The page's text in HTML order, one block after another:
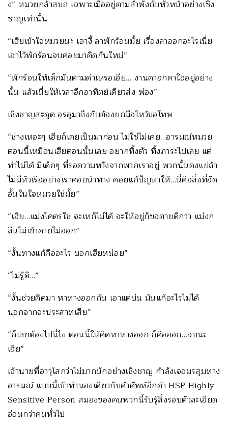
ง” หมวยกล้าสบถ เฉพาะเมื่ออยู่ตามลำพังกับหัวหน้าอย่างเชิง
ชาญเท่านั้น
“เฮียเข้าใจหมวยนะ เอางี้ ลาพักร้อนมั้ย เรื่องลาออกอะไรเนี่ย
เอาไว้พักร้อนจบค่อยมาคิดกันใหม่”
“พักร้อนให้เด็กมันตามด่าเหรอเฮีย… งานคาอกคาใจอยู่อย่าง
นั้น แล้วเนี่ยให้เวลาอีกอาทิตย์เดียวส่ง พ่อง”
เชิงชาญสะดุด อรอุมาถึงกับต้องยกมือไหว้ขอโทษ
“ช่างเหอะๆ เฮียก็เคยเป็นมาก่อน ไม่ใช่ไม่เคย…อารมณ์หมวย
ตอนนี้เหมือนเฮียตอนนั้นเลย อยากทิ้งตัว ทิ้งภาระไปเลย แต่
ทำไม่ได้ มีเด็กๆ ที่รอความหวังจากพวกเราอยู่ พวกนั้นคงแย่ถ้า
ไม่มีหัวเรืออย่างเราคอยนำทาง คอยแก้ปัญหาให้…นี่คือสิ่งที่อัด
อั้นในใจหมวยใช่มั้ย”
“เฮีย…แม่งโคตรใช่ จะเทก็ไม่ได้ จะให้อยู่ก็ขอตายดีกว่า แม่งก
ลืนไม่เข้าคายไม่ออก”
“งั้นทางแก้คืออะไร บอกเฮียหน่อย”
“ไม่รู้ดิ…”
“งั้นช่วยคิดมา หาทางออกกัน เอาแต่บ่น มันแก้อะไรไม่ได้
นอกจากจะประสาทเสีย”
“ก็เลยต้องไปนี่ไง ตอนนี้ให้คิดหาทางออก ก็คือออก…จบนะ
เฮีย”
เจ้านายที่อาวุโสกว่าไม่มากนักอย่างเชิงชาญ กำลังเจอมรสุมทาง
อารมณ์ แบบนี้เข้าทำนองเดียวกับคำศัพท์อีกคำ HSP Highly
Sensitive Person สมองของคนพวกนี้รับรู้สิ่งรอบตัวละเอียด
อ่อนกว่าคนทั่วไป